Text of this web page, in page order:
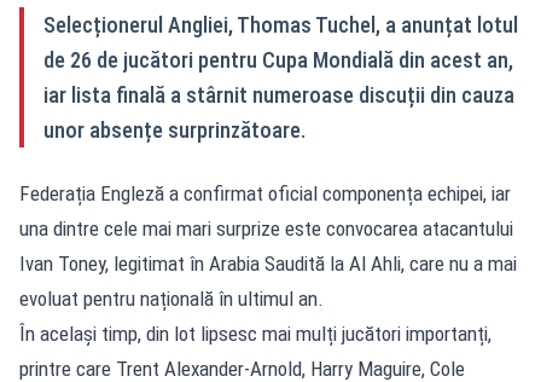
Selecționerul Angliei, Thomas Tuchel, a anunțat lotul
de 26 de jucători pentru Cupa Mondială din acest an,
iar lista finală a stârnit numeroase discuții din cauza
unor absențe surprinzătoare.
Federația Engleză a confirmat oficial componența echipei, iar
una dintre cele mai mari surprize este convocarea atacantului
Ivan Toney, legitimat în Arabia Saudită la Al Ahli, care nu a mai
evoluat pentru națională în ultimul an.
În același timp, din lot lipsesc mai mulți jucători importanți,
printre care Trent Alexander-Arnold, Harry Maguire, Cole